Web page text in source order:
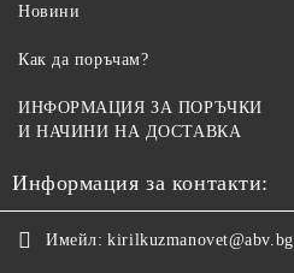
Новини
Как да поръчам?
ИНФОРМАЦИЯ ЗА ПОРЪЧКИ
И НАЧИНИ НА ДОСТАВКА
Информация за контакти:
Имейл: kirilkuzmanovet@abv.bg